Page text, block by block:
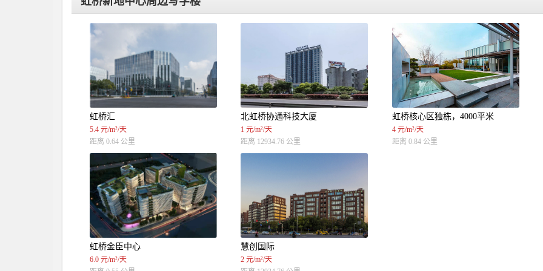
虹桥汇
5.4 元/m²/天
距离 0.64 公里
北虹桥协通科技大厦
1 元/m²/天
距离 12934.76 公里
虹桥核心区独栋，4000平米
4 元/m²/天
距离 0.84 公里
虹桥金臣中心
6.0 元/m²/天
慧创国际
2 元/m²/天